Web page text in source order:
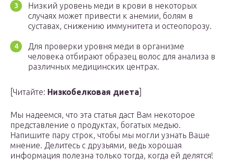
Низкий уровень меди в крови в некоторых
случаях может привести к анемии, болям в
суставах, снижению иммунитета и остеопорозу.
Для проверки уровня меди в организме
человека отбирают образец волос для анализа в
различных медицинских центрах.
[Читайте: Низкобелковая диета
Мы надеемся, что эта статья даст Вам некоторое
представление о продуктах, богатых медью.
Напишите пару строк, чтобы мы могли узнать Ваше
мнение. Делитесь с друзьями, ведь хорошая
информация полезна только тогда, когда ей делятся!